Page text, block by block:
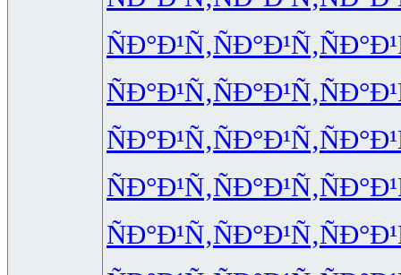
ÑÐ°Ð¹Ñ‚ÑÐ°Ð¹Ñ‚
ÑÐ°Ð¹Ñ‚ÑÐ°Ð¹Ñ‚
ÑÐ°Ð¹Ñ‚ÑÐ°Ð¹Ñ‚
ÑÐ°Ð¹Ñ‚ÑÐ°Ð¹Ñ‚
ÑÐ°Ð¹Ñ‚ÑÐ°Ð¹Ñ‚